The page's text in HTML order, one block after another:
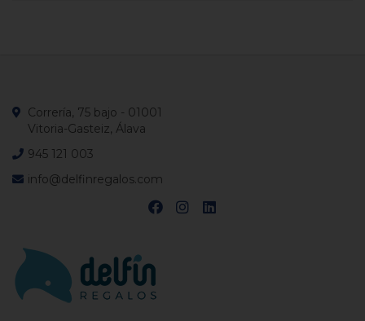
Correría, 75 bajo - 01001
Vitoria-Gasteiz, Álava
945 121 003
info@delfinregalos.com